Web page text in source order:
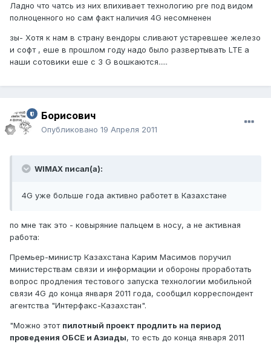
Ладно что чатсь из них впихивает технологию pre под видом
полноценного но сам факт наличия 4G несомненен
зы- Хотя к нам в страну вендоры сливают устаревшее железо
и софт , еше в прошлом году надо было развертывать LTE а
наши сотовики еше с 3 G вошкаются.....
Борисович
Опубликовано 19 Апреля 2011
WIMAX писал(а):
4G уже больше года активно работет в Казахстане
по мне так это - ковыряние пальцем в носу, а не активная
работа:
Премьер-министр Казахстана Карим Масимов поручил
министерствам связи и информации и обороны проработать
вопрос продления тестового запуска технологии мобильной
связи 4G до конца января 2011 года, сообщил корреспондент
агентства "Интерфакс-Казахстан".
"Можно этот пилотный проект продлить на период
проведения ОБСЕ и Азиады, то есть до конца января 2011